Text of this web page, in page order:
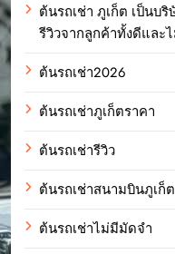
ต้นรถเช่า ภูเก็ต เป็นบ
รีวิวจากลูกค้าทั้งดีและ
ต้นรถเช่า2026
ต้นรถเช่าภูเก็ตราคา
ต้นรถเช่ารีวิว
ต้นรถเช่าสนามบินภูเก็ต
ต้นรถเช่าไม่มีมัดจำ